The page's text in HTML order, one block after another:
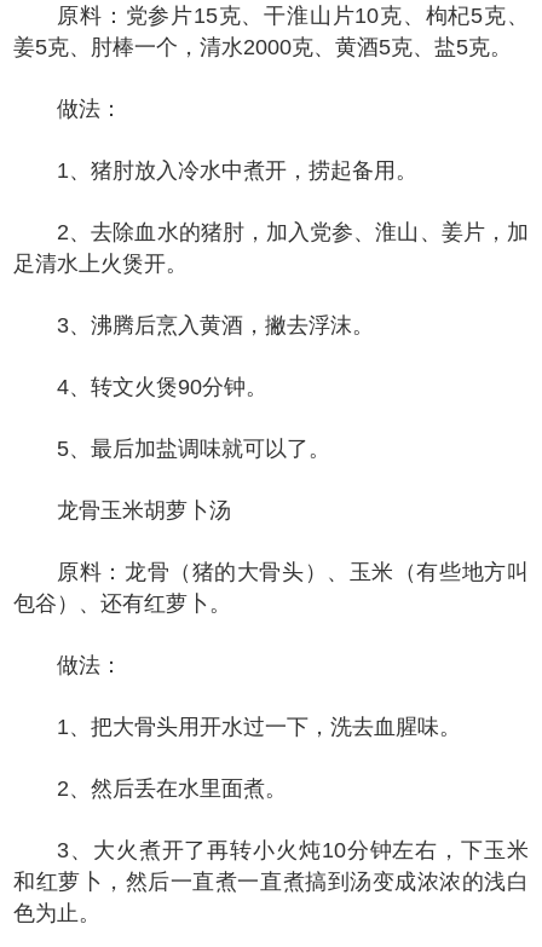
原料：党参片15克、干淮山片10克、枸杞5克、
姜5克、肘棒一个，清水2000克、黄酒5克、盐5克。
做法：
1、猪肘放入冷水中煮开，捞起备用。
2、去除血水的猪肘，加入党参、淮山、姜片，加
足清水上火煲开。
3、沸腾后烹入黄酒，撇去浮沫。
4、转文火煲90分钟。
5、最后加盐调味就可以了。
龙骨玉米胡萝卜汤
原料：龙骨（猪的大骨头）、玉米（有些地方叫
包谷）、还有红萝卜。
做法：
1、把大骨头用开水过一下，洗去血腥味。
2、然后丢在水里面煮。
3、大火煮开了再转小火炖10分钟左右，下玉米
和红萝卜，然后一直煮一直煮搞到汤变成浓浓的浅白
色为止。